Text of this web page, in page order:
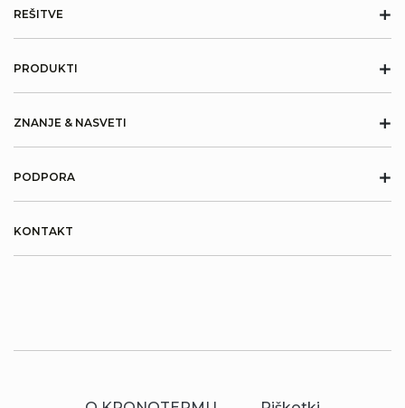
REŠITVE +
PRODUKTI +
ZNANJE & NASVETI +
PODPORA +
KONTAKT